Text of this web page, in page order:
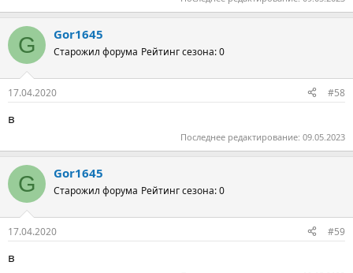
G Gor1645
Старожил форума Рейтинг сезона: 0
17.04.2020 #58
в
Последнее редактирование: 09.05.2023
G Gor1645
Старожил форума Рейтинг сезона: 0
17.04.2020 #59
в